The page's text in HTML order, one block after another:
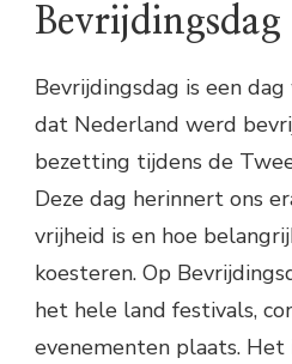
Bevrijdingsdag is een
dat Nederland werd
bezetting tijdens de
Deze dag herinnert ons
vrijheid is en hoe
koesteren. Op
het hele land festivals,
evenementen plaats. Het